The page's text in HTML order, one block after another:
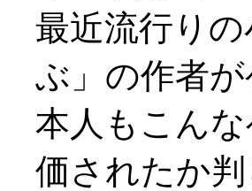
最近流行り
ぶ」の作者
本人もこん
価されたか